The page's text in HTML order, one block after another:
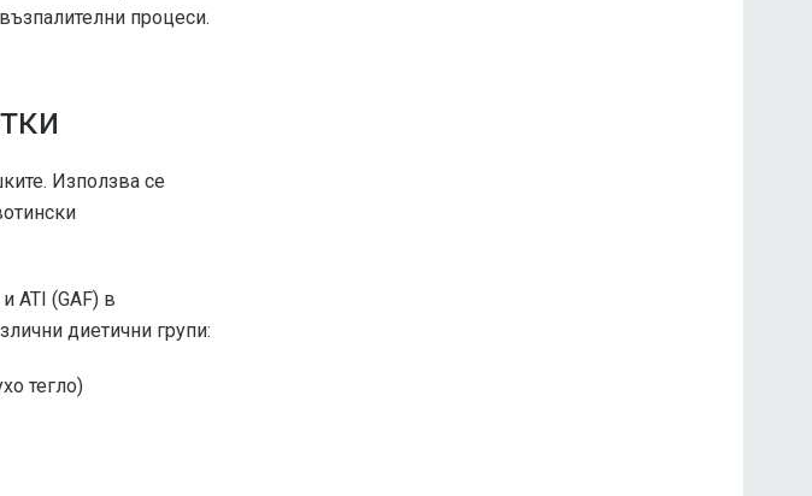
процеси.
Използва се
ATI (GAF) в
диетични групи:
тегло)